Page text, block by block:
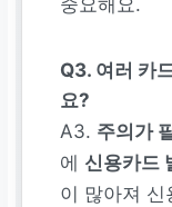
Q3. 여러 카
요?
A3. 주의가
에 신용카드
이 많아져 신